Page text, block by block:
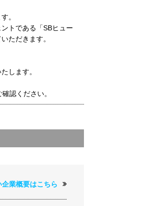
。
トである「SBヒュー
ただきます。
します。
認ください。
企業概要はこちら